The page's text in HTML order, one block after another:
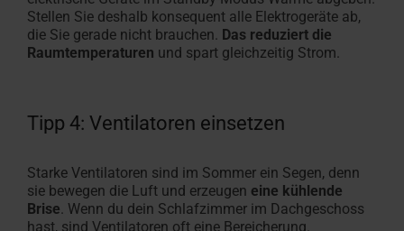
Stellen Sie deshalb konsequent alle Elektrogeräte ab,
die Sie gerade nicht brauchen. Das reduziert die
Raumtemperaturen und spart gleichzeitig Strom.
Tipp 4: Ventilatoren einsetzen
Starke Ventilatoren sind im Sommer ein Segen, denn
sie bewegen die Luft und erzeugen eine kühlende
Brise . Wenn du dein Schlafzimmer im Dachgeschoss
hast, sind Ventilatoren oft eine Bereicherung.